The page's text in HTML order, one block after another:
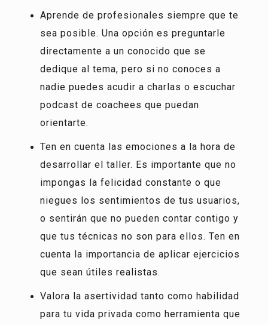
Aprende de profesionales siempre que te
sea posible. Una opción es preguntarle
directamente a un conocido que se
dedique al tema, pero si no conoces a
nadie puedes acudir a charlas o escuchar
podcast de coachees que puedan
orientarte.
Ten en cuenta las emociones a la hora de
desarrollar el taller. Es importante que no
impongas la felicidad constante o que
niegues los sentimientos de tus usuarios,
o sentirán que no pueden contar contigo y
que tus técnicas no son para ellos. Ten en
cuenta la importancia de aplicar ejercicios
que sean útiles realistas.
Valora la asertividad tanto como habilidad
para tu vida privada como herramienta que